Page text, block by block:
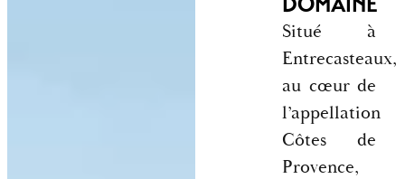
Situé à
Entrecasteaux,
au cœur de
l’appellation
Côtes de
Provence,